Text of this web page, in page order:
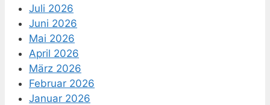
Juli 2026
Juni 2026
Mai 2026
April 2026
März 2026
Februar 2026
Januar 2026